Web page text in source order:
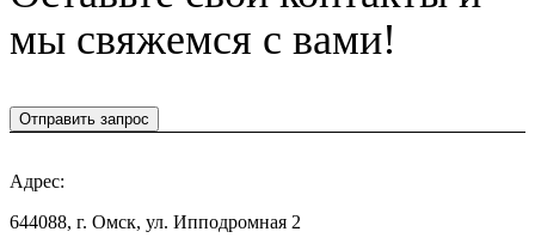
мы свяжемся с вами!
Отправить запрос
Адрес:
644088, г. Омск, ул. Ипподромная 2